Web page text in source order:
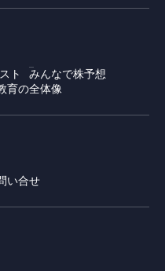
ト
みんなで株予想
育の全体像
い合せ